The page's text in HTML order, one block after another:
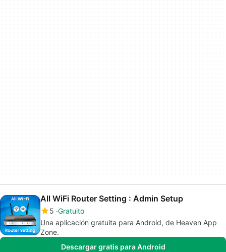
All WiFi Router Setting : Admin Setup
5 Gratuito
Una aplicación gratuita para Android, de Heaven App
Zone.
Descargar gratis para Android